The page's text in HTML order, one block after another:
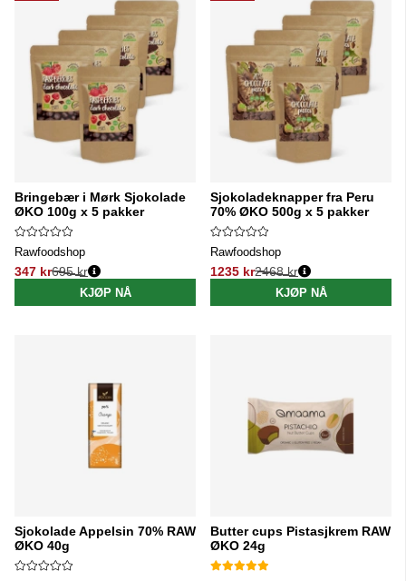
Bringebær i Mørk Sjokolade
ØKO 100g x 5 pakker
Rawfoodshop
347 kr
Vanlig pris:
695 kr
KJØP NÅ
Sjokoladeknapper fra Peru
70% ØKO 500g x 5 pakker
Rawfoodshop
1235 kr
Vanlig pris:2468 kr
KJØP NÅ
Sjokolade Appelsin 70% RAW
ØKO 40g
Butter cups Pistasjkrem RAW
ØKO 24g